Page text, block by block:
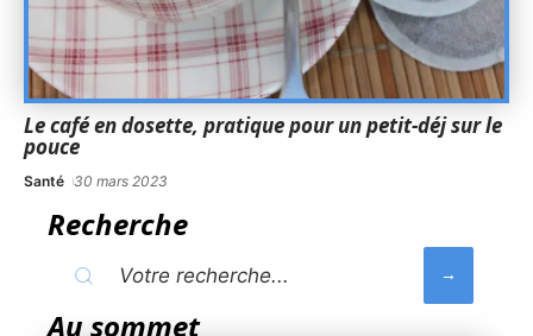
Le café en dosette, pratique pour un petit-déj sur le
pouce
Santé 30 mars 2023
Recherche
Au sommet